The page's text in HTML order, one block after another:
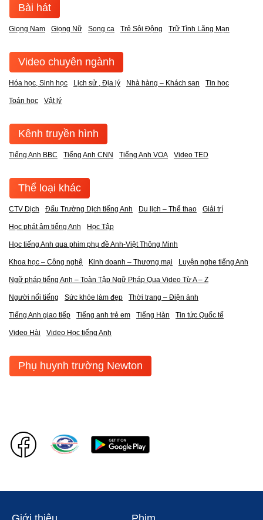
Bài hát
Giọng Nam Giọng Nữ Song ca Trẻ Sôi Động Trữ Tình Lãng Mạn
Video chuyên ngành
Hóa học, Sinh học Lịch sử , Địa lý Nhà hàng – Khách sạn Tin học
Toán học Vật lý
Kênh truyền hình
Tiếng Anh BBC Tiếng Anh CNN Tiếng Anh VOA Video TED
Thể loại khác
CTV Dịch Đấu Trường Dịch tiếng Anh Du lịch – Thể thao Giải trí
Học phát âm tiếng Anh Học Tập
Học tiếng Anh qua phim phụ đề Anh-Việt Thông Minh
Khoa học – Công nghệ Kinh doanh – Thương mại Luyện nghe tiếng Anh
Ngữ pháp tiếng Anh – Toàn Tập Ngữ Pháp Qua Video Từ A – Z
Người nổi tiếng Sức khỏe làm đẹp Thời trang – Điện ảnh
Tiếng Anh giao tiếp Tiếng anh trẻ em Tiếng Hàn Tin tức Quốc tế
Video Hài Video Học tiếng Anh
Phụ huynh trường Newton